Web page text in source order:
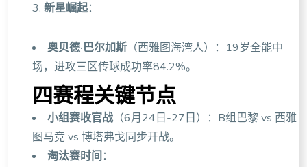
3. 新星崛起：
奥贝德·巴尔加斯 （西雅图海湾人）：19岁全能中
场，进攻三区传球成功率84.2%。
四赛程关键节点
小组赛收官战 （6月24日-27日）：B组巴黎 vs 西雅
图马竞 vs 博塔弗戈同步开战。
淘汰赛时间 ：